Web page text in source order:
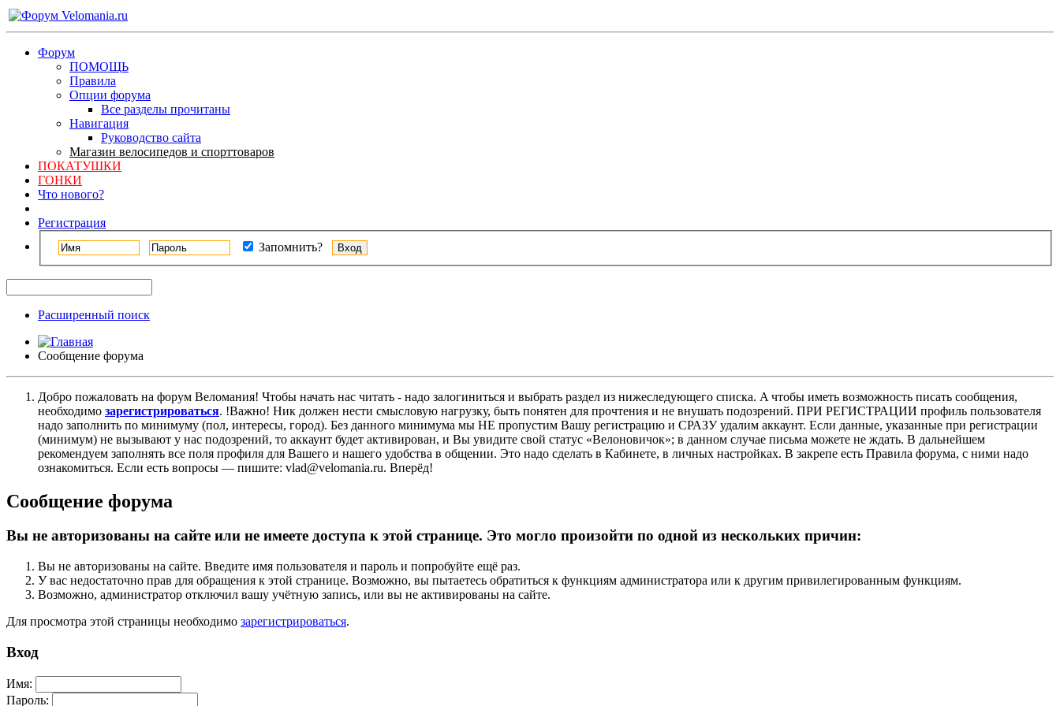
Форум
ПОМОЩЬ
Правила
Опции форума
Все разделы прочитаны
Навигация
Руководство сайта
Магазин велосипедов и спорттоваров
ПОКАТУШКИ
ГОНКИ
Что нового?
Регистрация
Запомнить?
Расширенный поиск
Сообщение форума
Добро пожаловать на форум Веломания! Чтобы начать нас читать - надо залогиниться и выбрать раздел из нижеследующего списка. A чтобы иметь возможность писать сообщения,
необходимо зарегистрироваться. !Важно! Ник должен нести смысловую нагрузку, быть понятен для прочтения и не внушать подозрений. ПРИ РЕГИСТРАЦИИ профиль пользователя
надо заполнить по минимуму (пол, интересы, город). Без данного минимума мы НЕ пропустим Вашу регистрацию и СРАЗУ удалим аккаунт. Если данные, указанные при регистрации
(минимум) не вызывают у нас подозрений, то аккаунт будет активирован, и Вы увидите свой статус «Велоновичок»; в данном случае письма можете не ждать. В дальнейшем
рекомендуем заполнять все поля профиля для Вашего и нашего удобства в общении. Это надо сделать в Кабинете, в личных настройках. В закрепе есть Правила форума, с ними надо
ознакомиться. Если есть вопросы — пишите: vlad@velomania.ru. Вперёд!
Сообщение форума
Вы не авторизованы на сайте или не имеете доступа к этой странице. Это могло произойти по одной из нескольких причин:
Вы не авторизованы на сайте. Введите имя пользователя и пароль и попробуйте ещё раз.
У вас недостаточно прав для обращения к этой странице. Возможно, вы пытаетесь обратиться к функциям администратора или к другим привилегированным функциям.
Возможно, администратор отключил вашу учётную запись, или вы не активированы на сайте.
Для просмотра этой страницы необходимо зарегистрироваться.
Вход
Имя:
Пароль: